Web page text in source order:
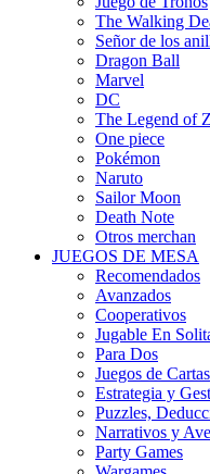
The Walking
Señor de los
Dragon Ball
Marvel
DC
The Legend of
One piece
Pokémon
Naruto
Sailor Moon
Death Note
Otros merchan
JUEGOS DE MESA
Recomendados
Avanzados
Cooperativos
Jugable En
Para Dos
Juegos de Cartas
Estrategia y
Puzzles,
Narrativos y
Party Games